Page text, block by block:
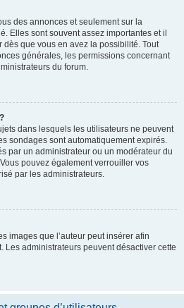
des annonces et seulement sur la
Elles sont souvent assez importantes et il
que vous en avez la possibilité. Tout
générales, les permissions concernant
du forum.
dans lesquels les utilisateurs ne peuvent
sondages sont automatiquement expirés.
par un administrateur ou un modérateur du
pouvez également verrouiller vos
par les administrateurs.
images que l’auteur peut insérer afin
Les administrateurs peuvent désactiver cette